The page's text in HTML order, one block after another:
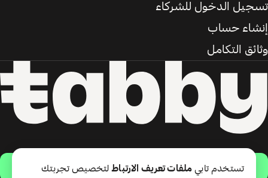
حمّل التطبيق
تسجيل الدخول للشركاء
إنشاء حساب
وثائق التكامل
تستخدم تابي ملفات تعريف الارتباطلتخصيص تجربتك